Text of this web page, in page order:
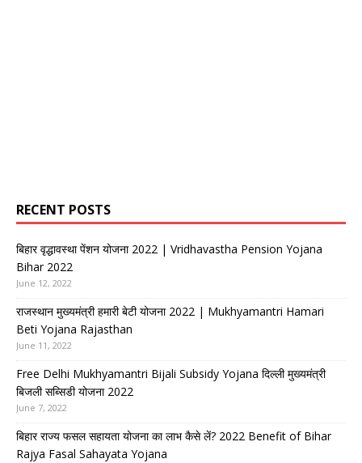
RECENT POSTS
बिहार वृद्धावस्था पेंशन योजना 2022 | Vridhavastha Pension Yojana
Bihar 2022
June 12, 2022
राजस्थान मुख्यमंत्री हमारी बेटी योजना 2022 | Mukhyamantri Hamari
Beti Yojana Rajasthan
June 11, 2022
Free Delhi Mukhyamantri Bijali Subsidy Yojana दिल्ली मुख्यमंत्री
बिजली सब्सिडी योजना 2022
June 7, 2022
बिहार राज्य फसल सहायता योजना का लाभ कैसे लें? 2022 Benefit of Bihar
Rajya Fasal Sahayata Yojana